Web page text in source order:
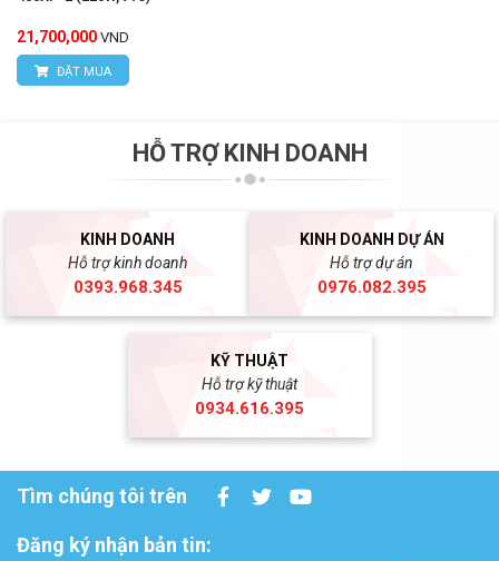
21,700,000 VND
ĐẶT MUA
HỖ TRỢ KINH DOANH
KINH DOANH
Hỗ trợ kinh doanh
0393.968.345
KINH DOANH DỰ ÁN
Hỗ trợ dự án
0976.082.395
KỸ THUẬT
Hỗ trợ kỹ thuật
0934.616.395
Tìm chúng tôi trên
Đăng ký nhận bản tin: